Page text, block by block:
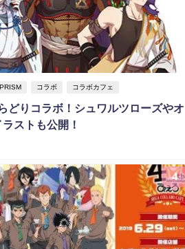
コラボ コラボカフェ
どりコラボ！シュワルツローズやオ
ストも公開！
4